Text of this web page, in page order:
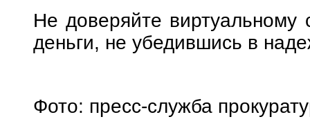
Не доверяйте виртуальному
деньги, не убедившись в
Фото: пресс-служба